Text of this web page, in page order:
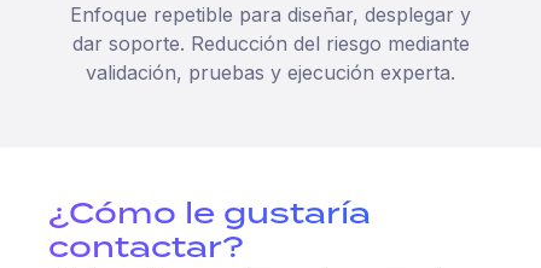
Enfoque repetible para diseñar, desplegar y
dar soporte. Reducción del riesgo mediante
validación, pruebas y ejecución experta.
¿Cómo le gustaría
contactar?